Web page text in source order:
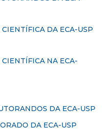
DA ECA-USP
NA ECA-
DA ECA-USP
DA ECA-USP